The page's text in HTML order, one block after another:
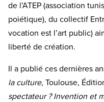
de l’ATEP (association
poiétique), du collectif
vocation est l’art public)
liberté de création.
Il a publié ces dernières
la culture, Toulouse,
spectateur ? Invention et